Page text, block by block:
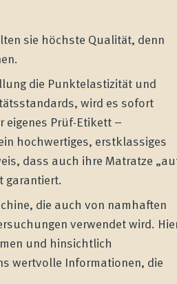
sie höchste Qualität, denn
die Punktelastizität und
wird es sofort
eigenes Prüf-Etikett –
hochwertiges, erstklassiges
dass auch ihre Matratze
garantiert.
die auch von namhaften
verwendet wird.
und hinsichtlich
wertvolle Informationen, die